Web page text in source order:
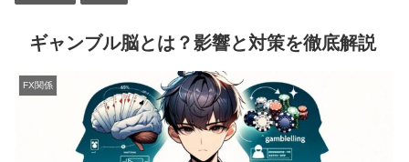
ギャンブル脳とは？影響と対策を徹底解説
FX関係